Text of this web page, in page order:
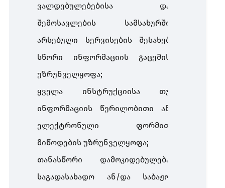
ვალდებულებებისა და
შემოსავლების სამსახურში
არსებული სერვისების შესახებ
სწორი ინფორმაციის გაცემის
უზრუნველყოფა;
ყველა ინსტრუქციისა თუ
ინფორმაციის წერილობითი ან
ელექტრონული ფორმით
მიწოდების უზრუნველყოფა;
თანასწორი დამოკიდებულება
საგადასახადო ან/და საბაჟო